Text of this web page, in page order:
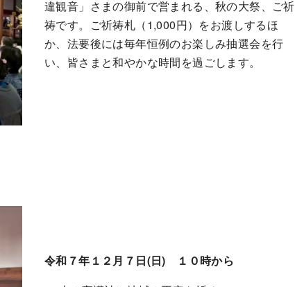
違観音」さまの御前で営まれる、秋の大祭、ご祈
祷です。ご祈祷札（1,000円）をお渡しするほ
か、法要後には毎年恒例のお楽しみ抽選会を行
い、皆さまと和やかな時間を過ごします。
令和７年１２月７日(日) １０時から